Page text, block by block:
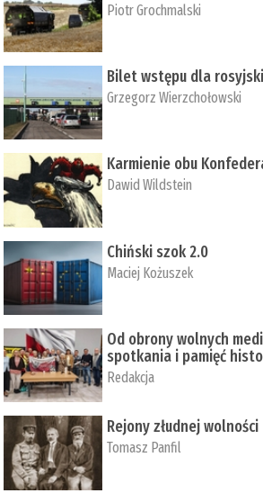
Piotr Grochmalski
Bilet wstępu dla
Grzegorz Wierzchołowski
Karmienie obu
Dawid Wildstein
Chiński szok 2.0
Maciej Kożuszek
Od obrony wolnych
spotkania i pamięć
Redakcja
Rejony złudnej wolności
Tomasz Panfil